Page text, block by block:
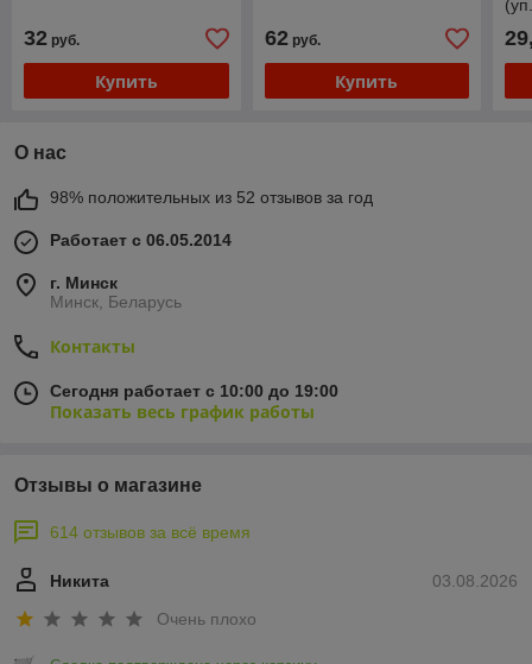
32 руб.
Купить
62руб.
Купить
О нас
98% положительных из 52 отзывов за год
Работает с 06.05.2014
г. Минск
Минск, Беларусь
Контакты
Сегодня работает с 10:00 до 19:00
Показать весь график работы
Отзывы о магазине
614 отзывов за всё время
03.08.2026
Никита
Очень плохо